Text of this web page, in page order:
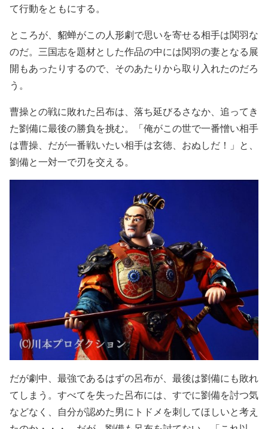
て行動をともにする。
ところが、貂蝉がこの人形劇で思いを寄せる相手は関羽な
のだ。三国志を題材とした作品の中には関羽の妻となる展
開もあったりするので、そのあたりから取り入れたのだろ
う。
曹操との戦に敗れた呂布は、落ち延びるさなか、追ってき
た劉備に最後の勝負を挑む。「俺がこの世で一番憎い相手
は曹操、だが一番戦いたい相手は玄徳、おぬしだ！」と、
劉備と一対一で刃を交える。
だが劇中、最強であるはずの呂布が、最後は劉備にも敗れ
てしまう。すべてを失った呂布には、すでに劉備を討つ気
などなく、自分が認めた男にトドメを刺してほしいと考え